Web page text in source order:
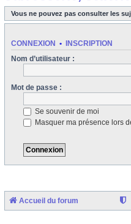
Vous ne pouvez pas consulter les
CONNEXION • INSCRIPTION
Nom d’utilisateur :
Mot de passe :
Se souvenir de moi
Masquer ma présence lors
Accueil du forum